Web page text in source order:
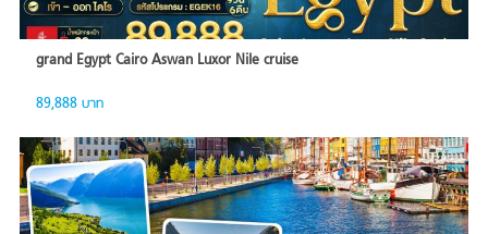
grand Egypt Cairo Aswan Luxor Nile cruise
89,888 บาท